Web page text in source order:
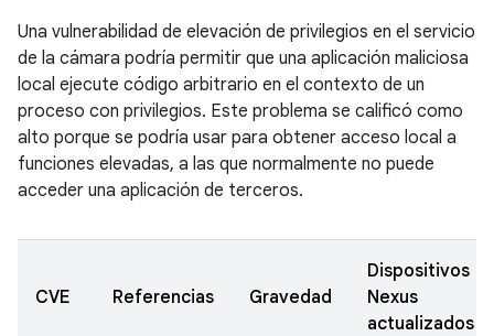
Una vulnerabilidad de elevación de privilegios en el servicio
de la cámara podría permitir que una aplicación maliciosa
local ejecute código arbitrario en el contexto de un
proceso con privilegios. Este problema se calificó como
alto porque se podría usar para obtener acceso local a
funciones elevadas, a las que normalmente no puede
acceder una aplicación de terceros.
CVE Referencias Gravedad
Dispositivos
Nexus
actualizados